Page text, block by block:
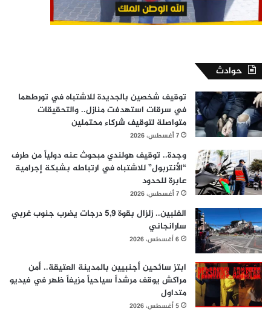
حوادث
توقيف شخصين بالجديدة للاشتباه في تورطهما
في سرقات استهدفت منازل.. والتحقيقات
متواصلة لتوقيف شركاء محتملين
7 أغسطس، 2026
وجدة.. توقيف هولندي مبحوث عنه دولياً من طرف
“الأنتربول” للاشتباه في ارتباطه بشبكة إجرامية
عابرة للحدود
7 أغسطس، 2026
الفلبين.. زلزال بقوة 5,9 درجات يضرب جنوب غربي
سارانجاني
6 أغسطس، 2026
ابتز سائحين أجنبيين بالمدينة العتيقة.. أمن
مراكش يوقف مرشداً سياحياً مزيفاً ظهر في فيديو
متداول
5 أغسطس، 2026